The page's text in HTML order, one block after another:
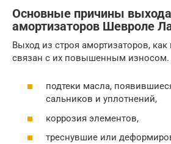
Основные причины выхода
амортизаторов Шевроле
Выход из строя амортизаторов,
связан с их повышенным износом.
подтеки масла,
сальников и уплотнений,
коррозия элементов,
треснувшие или